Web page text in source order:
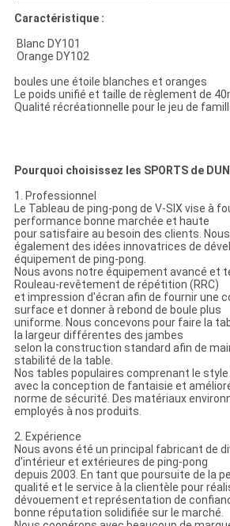
Caractéristique :
Blanc DY101
Orange DY102
boules une étoile blanches et oranges
Le poids unifié et taille de règlement de
Qualité récréationnelle pour le jeu de
Pourquoi choisissez les SPORTS de
1. Professionnel
Le Tableau de ping-pong de V-SIX vise à
performance bonne marchée et haute
pour satisfaire au besoin des clients.
également des idées innovatrices de
équipement de ping-pong.
Nous avons notre équipement avancé et
Rouleau-revêtement de répétition (RRC)
et impression d'écran afin de fournir une
surface et donner à rebond de boule plus
uniforme. Nous concevons pour faire la
la largeur différentes des jambes
selon la construction standard afin de
stabilité de la table.
Nos tables populaires comprenant le
avec la conception de fantaisie et
norme de sécurité. Des matériaux
employés à nos produits.
2. Expérience
Nous avons été un principal fabricant de
d'intérieur et extérieures de ping-pong
depuis 2003. En tant que poursuite de la
qualité et le service à la clientèle pour
dévouement et représentation de
bonne réputation solidifiée sur le marché.